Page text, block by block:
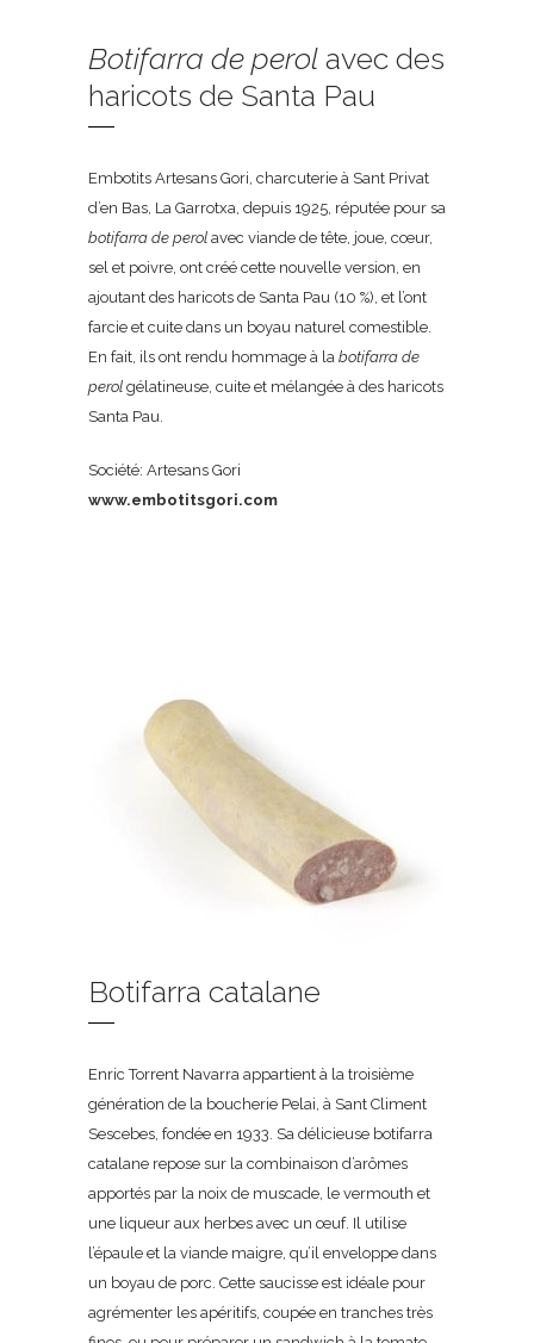
Botifarra de perol avec des
haricots de Santa Pau
Embotits Artesans Gori, charcuterie à Sant Privat
d’en Bas, La Garrotxa, depuis 1925, réputée pour sa
botifarra de perol avec viande de tête, joue, cœur,
sel et poivre, ont créé cette nouvelle version, en
ajoutant des haricots de Santa Pau (10 %), et l’ont
farcie et cuite dans un boyau naturel comestible.
En fait, ils ont rendu hommage à la botifarra de
perol gélatineuse, cuite et mélangée à des haricots
Santa Pau.
Société: Artesans Gori
www.embotitsgori.com
Botifarra catalane
Enric Torrent Navarra appartient à la troisième
génération de la boucherie Pelai, à Sant Climent
Sescebes, fondée en 1933. Sa délicieuse botifarra
catalane repose sur la combinaison d’arômes
apportés par la noix de muscade, le vermouth et
une liqueur aux herbes avec un œuf. Il utilise
l’épaule et la viande maigre, qu’il enveloppe dans
un boyau de porc. Cette saucisse est idéale pour
agrémenter les apéritifs, coupée en tranches très